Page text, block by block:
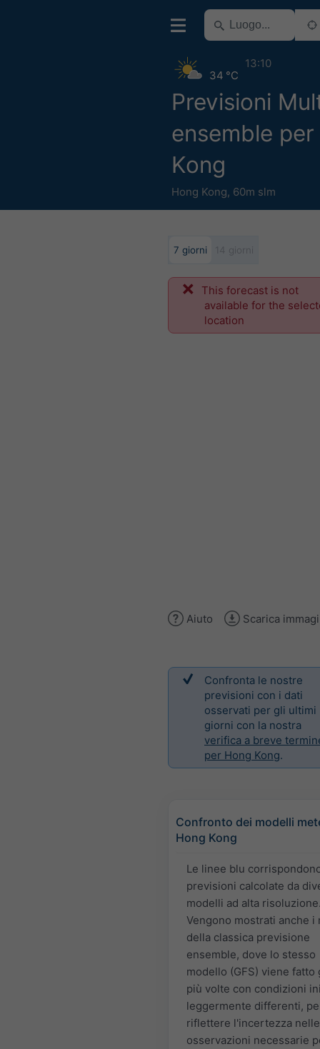
Previsioni
ensemble
Kong
Hong Kong, 60m slm
34 °C
13:10
7 giorni
This forecast is not
available for the
location
Aiuto Scarica
Confronta le nostre
previsioni con i dati
osservati per gli ultimi
giorni con la nostra
verifica a breve
per Hong Kong.
Confronto dei modelli
Hong Kong
Le linee blu
previsioni calcolate da
modelli ad alta
Vengono mostrati anche i
della classica previsione
ensemble, dove lo stesso
modello (GFS) viene fatto
più volte con condizioni
leggermente differenti,
riflettere l'incertezza nelle
osservazioni necessarie